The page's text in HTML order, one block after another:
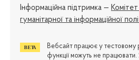
Iнформаційна підтримка —
гуманітарної та інформаційної
Вебсайт працює у тестовому
функції можуть не